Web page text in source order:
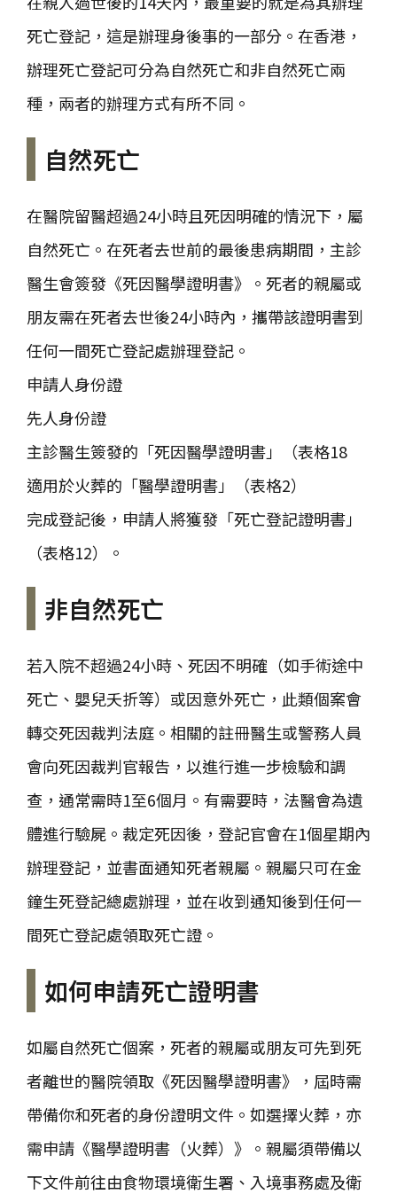
死亡登記，這是辦理身後事的一部分。在香港，
辦理死亡登記可分為自然死亡和非自然死亡兩
種，兩者的辦理方式有所不同。
自然死亡
在醫院留醫超過24小時且死因明確的情況下，屬
自然死亡。在死者去世前的最後患病期間，主診
醫生會簽發《死因醫學證明書》。死者的親屬或
朋友需在死者去世後24小時內，攜帶該證明書到
任何一間死亡登記處辦理登記。
申請人身份證
先人身份證
主診醫生簽發的「死因醫學證明書」（表格18
適用於火葬的「醫學證明書」（表格2）
完成登記後，申請人將獲發「死亡登記證明書」
（表格12）。
非自然死亡
若入院不超過24小時、死因不明確（如手術途中
死亡、嬰兒夭折等）或因意外死亡，此類個案會
轉交死因裁判法庭。相關的註冊醫生或警務人員
會向死因裁判官報告，以進行進一步檢驗和調
查，通常需時1至6個月。有需要時，法醫會為遺
體進行驗屍。裁定死因後，登記官會在1個星期內
辦理登記，並書面通知死者親屬。親屬只可在金
鐘生死登記總處辦理，並在收到通知後到任何一
間死亡登記處領取死亡證。
如何申請死亡證明書
如屬自然死亡個案，死者的親屬或朋友可先到死
者離世的醫院領取《死因醫學證明書》，屆時需
帶備你和死者的身份證明文件。如選擇火葬，亦
需申請《醫學證明書（火葬）》。親屬須帶備以
下文件前往由食物環境衛生署、入境事務處及衛